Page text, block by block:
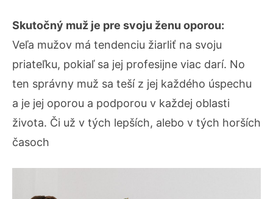
Skutočný muž je pre svoju ženu oporou:
Veľa mužov má tendenciu žiarliť na svoju
priateľku, pokiaľ sa jej profesijne viac darí. No
ten správny muž sa teší z jej každého úspechu
a je jej oporou a podporou v každej oblasti
života. Či už v tých lepších, alebo v tých horších
časoch